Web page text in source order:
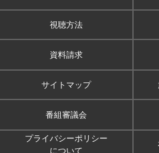
視聴方法
資料請求
サイトマップ
番組審議会
プライバシーポリシー
について